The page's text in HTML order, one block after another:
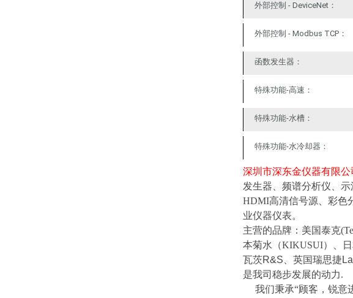
外部控制 - DeviceNet：
外部控制 - Modbus TCP：
函数发生器：
特殊功能-高速：
特殊功能-水槽：
特殊功能-水冷却器：
深圳市深东金仪器有限公
发生器
频谱分析仪 示
HDMI高清信号源 彩色
业仪器仪表。
主营的品牌：美国泰克
本菊水（KIKUSUI）、
瓦茨R&S 英国瑞思捷
是我司稳步发展的动力.
我们秉承“顾客，锐意